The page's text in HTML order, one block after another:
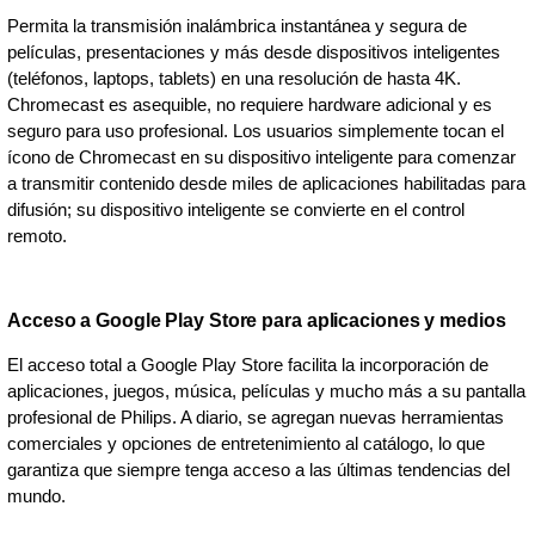
Permita la transmisión inalámbrica instantánea y segura de
películas, presentaciones y más desde dispositivos inteligentes
(teléfonos, laptops, tablets) en una resolución de hasta 4K.
Chromecast es asequible, no requiere hardware adicional y es
seguro para uso profesional. Los usuarios simplemente tocan el
ícono de Chromecast en su dispositivo inteligente para comenzar
a transmitir contenido desde miles de aplicaciones habilitadas para
difusión; su dispositivo inteligente se convierte en el control
remoto.
Acceso a Google Play Store para aplicaciones y medios
El acceso total a Google Play Store facilita la incorporación de
aplicaciones, juegos, música, películas y mucho más a su pantalla
profesional de Philips. A diario, se agregan nuevas herramientas
comerciales y opciones de entretenimiento al catálogo, lo que
garantiza que siempre tenga acceso a las últimas tendencias del
mundo.